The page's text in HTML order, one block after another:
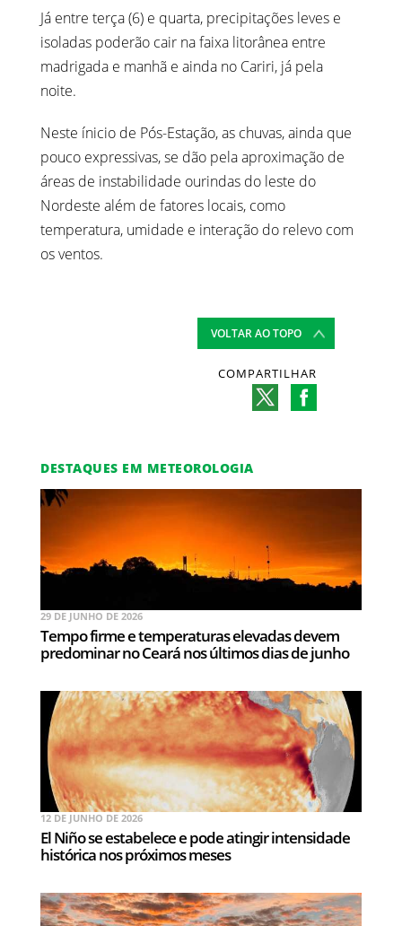
Já entre terça (6) e quarta, precipitações leves e
isoladas poderão cair na faixa litorânea entre
madrigada e manhã e ainda no Cariri, já pela
noite.
Neste ínicio de Pós-Estação, as chuvas, ainda que
pouco expressivas, se dão pela aproximação de
áreas de instabilidade ourindas do leste do
Nordeste além de fatores locais, como
temperatura, umidade e interação do relevo com
os ventos.
VOLTAR AO TOPO
COMPARTILHAR
DESTAQUES EM METEOROLOGIA
29 DE JUNHO DE 2026
Tempo firme e temperaturas elevadas devem
predominar no Ceará nos últimos dias de junho
12 DE JUNHO DE 2026
El Niño se estabelece e pode atingir intensidade
histórica nos próximos meses